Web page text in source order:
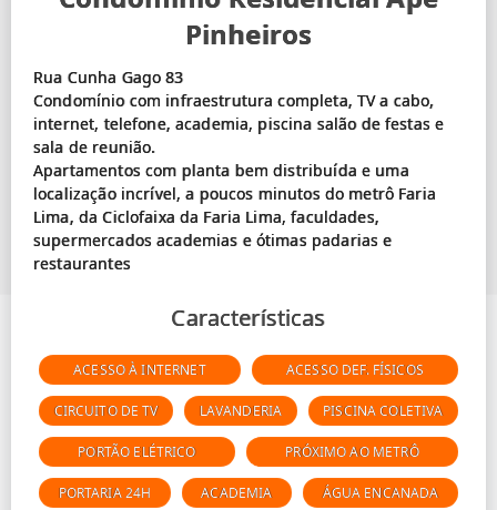
Pinheiros
Rua Cunha Gago 83
Condomínio com infraestrutura completa, TV a cabo,
internet, telefone, academia, piscina salão de festas e
sala de reunião.
Apartamentos com planta bem distribuída e uma
localização incrível, a poucos minutos do metrô Faria
Lima, da Ciclofaixa da Faria Lima, faculdades,
supermercados academias e ótimas padarias e
Características
ACESSO À INTERNET ACESSO DEF. FÍSICOS
CIRCUITO DE TV LAVANDERIA PISCINA COLETIVA
PORTÃO ELÉTRICO PRÓXIMO AO METRÔ
PORTARIA 24H ACADEMIA ÁGUA ENCANADA